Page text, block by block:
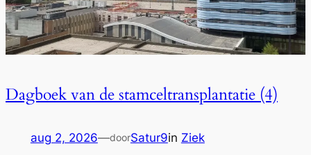
Dagboek van de stamceltransplantatie (4)
aug 2, 2026—doorSatur9in Ziek